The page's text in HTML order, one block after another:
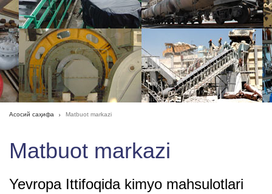
Асосий саҳифа Matbuot markazi
Matbuot markazi
Yevropa Ittifoqida kimyo mahsulotlari